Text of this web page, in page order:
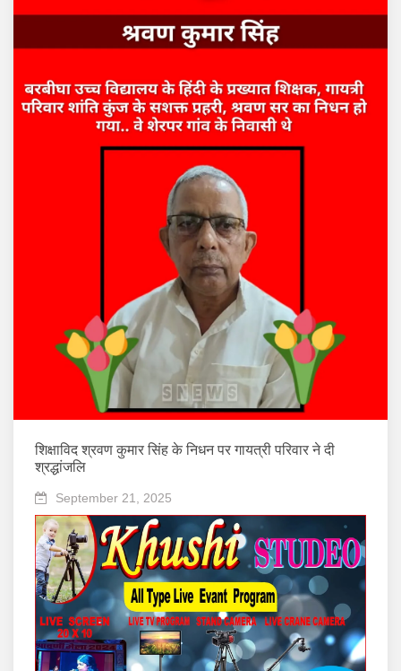
शिक्षाविद श्रवण कुमार सिंह के निधन पर गायत्री परिवार ने दी
श्रद्धांजलि
September 21, 2025